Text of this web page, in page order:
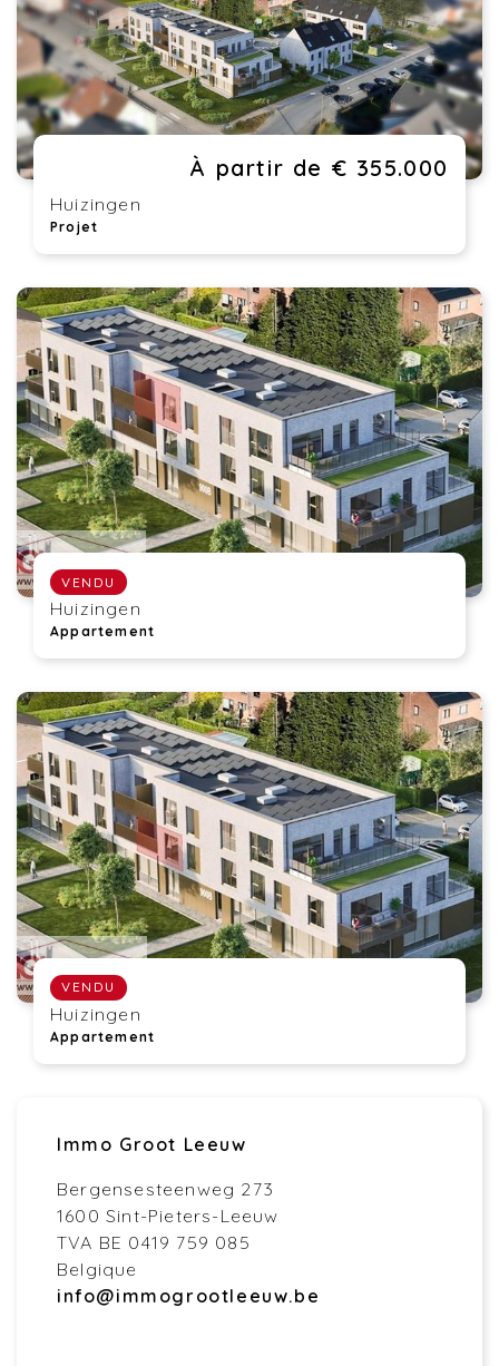
À partir de € 355.000
Huizingen
Projet
VENDU
Huizingen
Appartement
VENDU
Huizingen
Appartement
Immo Groot Leeuw
Bergensesteenweg 273
1600 Sint-Pieters-Leeuw
TVA BE 0419 759 085
Belgique
info@immogrootleeuw.be